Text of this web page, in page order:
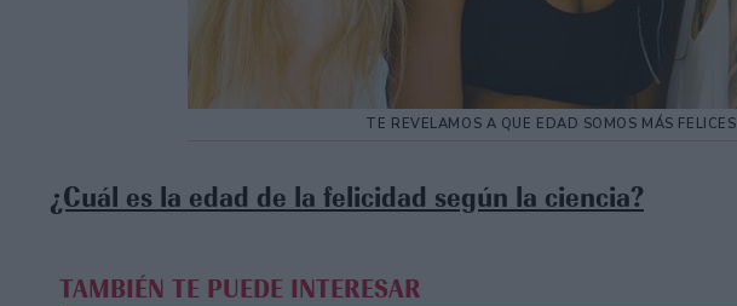
TE REVELAMOS A QUE EDAD SOMOS MÁS FELICES
¿Cuál es la edad de la felicidad según la ciencia?
TAMBIÉN TE PUEDE INTERESAR